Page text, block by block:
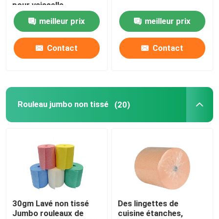
Visite de l'usine
Contrôle de la qualité
Nous contacter
Nouvelles
Demandez un devis
Tissus non tissés
Rouleau jumbo non tissé
pour vaisselle
meilleur prix
Contact
meilleur prix
Contact
Rouleau jumbo non tissé (20)
30gm Lavé non tissé
Jumbo rouleaux de
Des lingettes de
cuisine étanches,